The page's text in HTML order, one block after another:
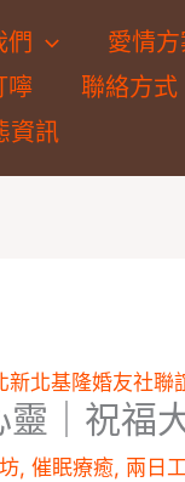
們
愛情方
嚀
聯絡方式
資訊
新北基隆婚友社聯
靈｜祝福
,催眠療癒, 兩日